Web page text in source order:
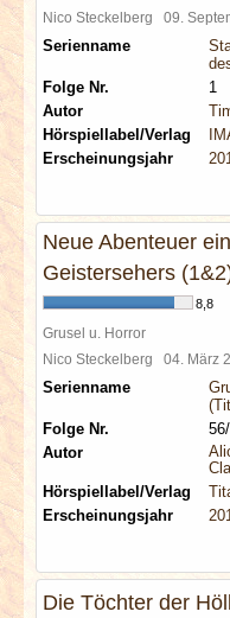
Nico Steckelberg 09.
Serienname
Folge Nr.
1
Autor
Hörspiellabel/Verlag
Erscheinungsjahr
Neue Abenteuer
Geistersehers
8,8
Grusel u. Horror
Nico Steckelberg 04. März
Serienname
Folge Nr.
Autor
Hörspiellabel/Verlag
Erscheinungsjahr
Die Töchter der